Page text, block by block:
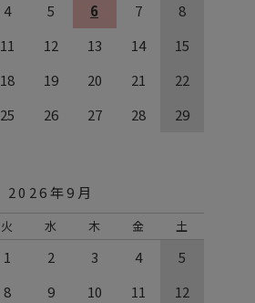
4 5 6 7
8
11 12 13 14
15
18 19 20 21
22
25 26 27 28
29
2026年9月
火 水 木 金 土
1 2 3 4
5
8 9 10 11
12